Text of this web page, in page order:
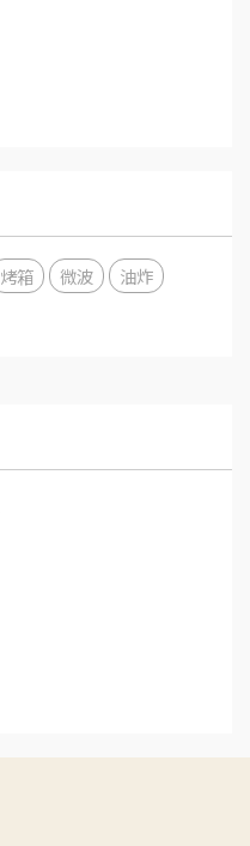
烤箱 微波
油炸